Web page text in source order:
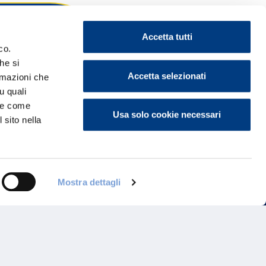
si
che
quali
come
sito nella
Mostra dettagli
Accetta tutti
Accetta selezionati
Usa solo cookie necessari